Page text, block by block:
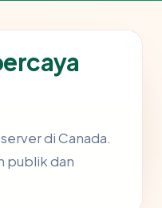
di Canada.
publik dan